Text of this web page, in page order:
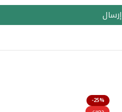
إرسال
-25%